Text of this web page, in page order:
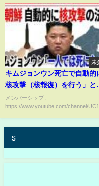
未
キムジョンウン死亡で自動的
核攻撃（核報復）を行う」と
う北朝鮮の核戦略
メンバーシップ↓
https://www.youtube.com/channel/
s